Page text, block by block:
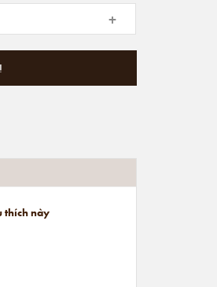
+
thích này